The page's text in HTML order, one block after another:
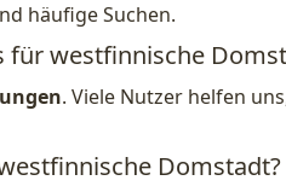
häufige Suchen.
für westfinnische
. Viele Nutzer helfen
Domstadt?